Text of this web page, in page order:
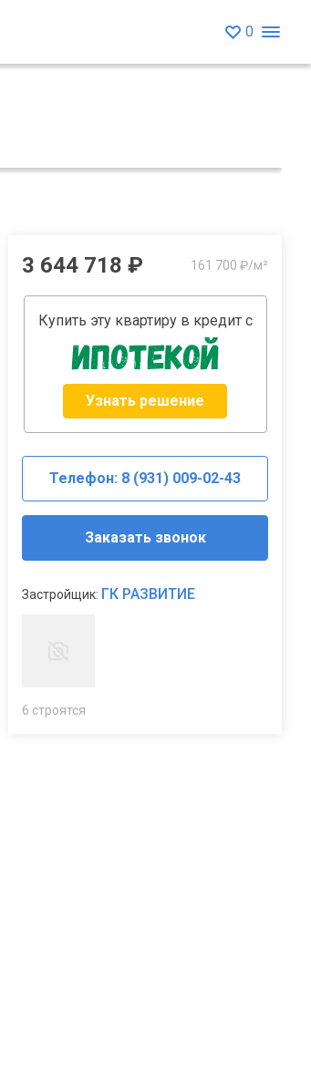
0
3 644 718 ₽ 161 700 ₽/м²
Купить эту квартиру в кредит с
Узнать решение
Телефон: 8 (931) 009-02-43
Заказать звонок
Застройщик: ГК РАЗВИТИЕ
6 строятся